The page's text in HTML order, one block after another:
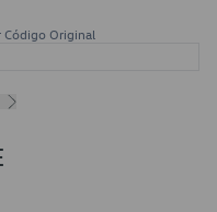
Código Original